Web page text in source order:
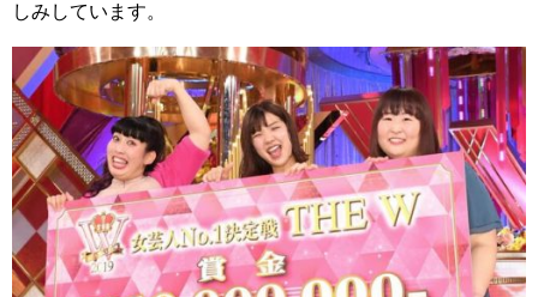
しみしています。